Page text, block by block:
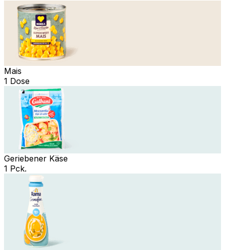
Mais
1 Dose
Geriebener Käse
1 Pck.